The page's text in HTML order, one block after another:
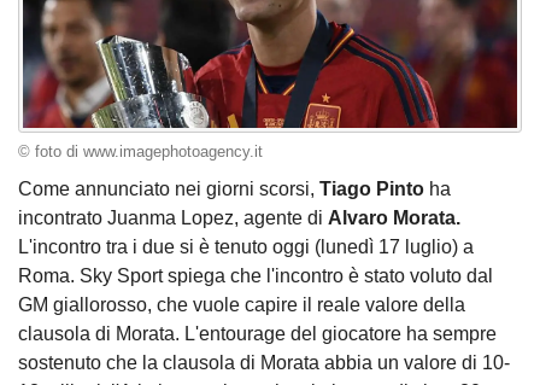
© foto di www.imagephotoagency.it
Come annunciato nei giorni scorsi, Tiago Pinto ha
incontrato Juanma Lopez, agente di Alvaro Morata.
L'incontro tra i due si è tenuto oggi (lunedì 17 luglio) a
Roma. Sky Sport spiega che l'incontro è stato voluto dal
GM giallorosso, che vuole capire il reale valore della
clausola di Morata. L'entourage del giocatore ha sempre
sostenuto che la clausola di Morata abbia un valore di 10-